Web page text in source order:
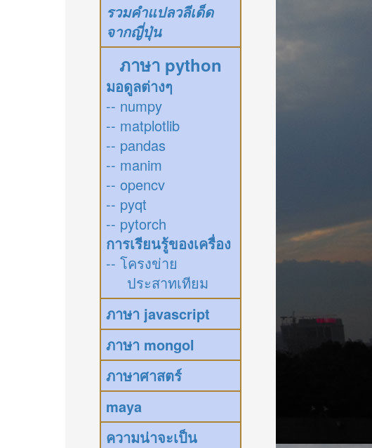
รวมคำแปลวลีเด็ด
จากญี่ปุ่น
ภาษา python
มอดูลต่างๆ
-- numpy
-- matplotlib
-- pandas
-- manim
-- opencv
-- pyqt
-- pytorch
การเรียนรู้ของเครื่อง
-- โครงข่าย
ประสาทเทียม
ภาษา javascript
ภาษา mongol
ภาษาศาสตร์
maya
ความน่าจะเป็น